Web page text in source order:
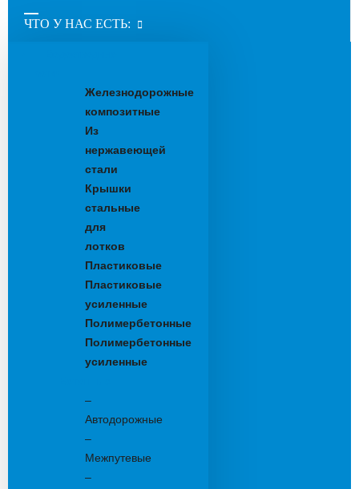
ЧТО У НАС ЕСТЬ:
Железнодорожные
композитные
Из
нержавеющей
стали
Крышки
стальные
для
лотков
Пластиковые
Пластиковые
усиленные
Полимербетонные
Полимербетонные
усиленные
–
Автодорожные
–
Межпутевые
–